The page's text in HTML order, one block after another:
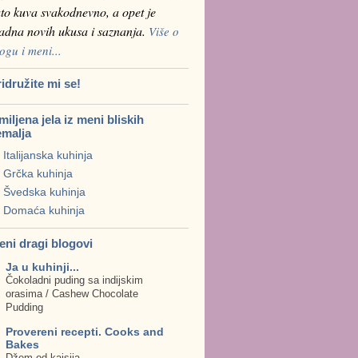
kuva svakodnevno, a opet je
novih ukusa i saznanja. Više o
i meni...
mi se!
jela iz meni bliskih
Italijanska kuhinja
Grčka kuhinja
Švedska kuhinja
Domaća kuhinja
dragi blogovi
Ja u kuhinji...
Čokoladni puding sa indijskim
orasima / Cashew Chocolate
Pudding
Provereni recepti. Cooks and
Bakes